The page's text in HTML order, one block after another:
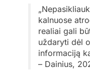
kalnuose
realiai gali
uždaryti dėl
informaciją
– Dainius,